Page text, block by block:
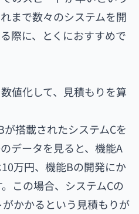
まで数々のシステムを開
際に、とくにおすすめで
値化して、見積もりを算
搭載されたシステムCを
データを見ると、機能A
万円、機能Bの開発にか
この場合、システムCの
かかるという見積もりが